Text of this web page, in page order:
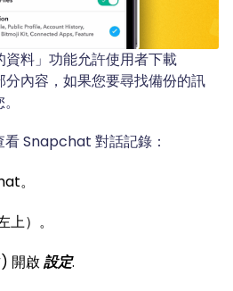
料」功能允許使用者下載
內容，如果您要尋找備份的訊
Snapchat 對話記錄：
。
上）。
開啟設定.